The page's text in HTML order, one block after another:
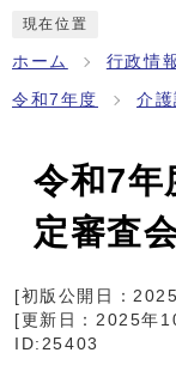
現在位置
ホーム 行政情
令和7年度 介
令和7年
定審査
[初版公開日：
[更新日： 2025年
ID:25403